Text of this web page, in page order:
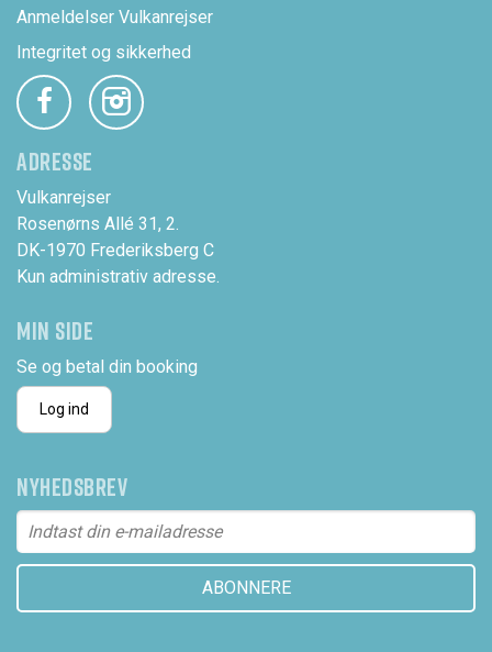
Anmeldelser Vulkanrejser
Integritet og sikkerhed
ADRESSE
Vulkanrejser
Rosenørns Allé 31, 2.
DK-1970 Frederiksberg C
Kun administrativ adresse.
MIN SIDE
Se og betal din booking
Log ind
NYHEDSBREV